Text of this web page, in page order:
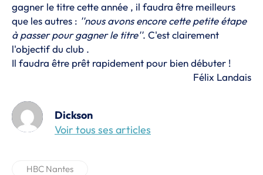
gagner le titre cette année , il faudra être meilleurs
que les autres : ''nous avons encore cette petite étape
à passer pour gagner le titre''. C'est clairement
l'objectif du club .
Il faudra être prêt rapidement pour bien débuter !
Félix Landais
Dickson
Voir tous ses articles
HBC Nantes